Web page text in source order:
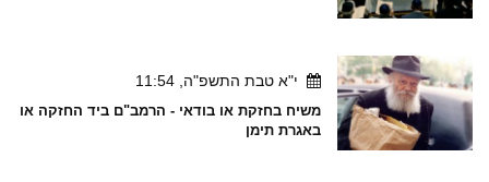
י"א טבת התשפ"ה, 11:54
משיח בחזקת או בודאי - הרמב"ם ביד החזקה או
באגרת תימן